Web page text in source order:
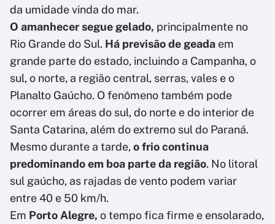
da umidade vinda do mar.
O amanhecer segue gelado, principalmente no
Rio Grande do Sul. Há previsão de geada em
grande parte do estado, incluindo a Campanha, o
sul, o norte, a região central, serras, vales e o
Planalto Gaúcho. O fenômeno também pode
ocorrer em áreas do sul, do norte e do interior de
Santa Catarina, além do extremo sul do Paraná.
Mesmo durante a tarde, o frio continua
predominando em boa parte da região. No litoral
sul gaúcho, as rajadas de vento podem variar
entre 40 e 50 km/h.
Em Porto Alegre, o tempo fica firme e ensolarado,